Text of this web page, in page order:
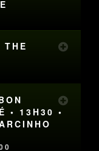
• 13H30 •